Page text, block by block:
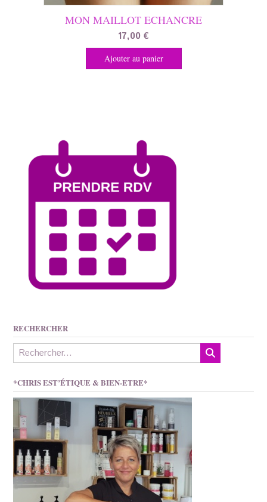
MON MAILLOT ECHANCRE
17,00 €
Ajouter au panier
RECHERCHER
*CHRIS EST’ÉTIQUE & BIEN-ETRE*